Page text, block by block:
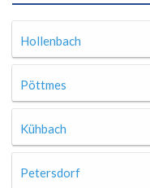
Hollenbach
Pöttmes
Kühbach
Petersdorf